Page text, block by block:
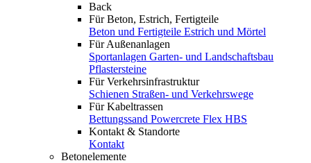
Back
Für Beton, Estrich, Fertigteile
Beton und Fertigteile Estrich und Mörtel
Für Außenanlagen
Sportanlagen Garten- und Landschaftsbau
Pflastersteine
Für Verkehrsinfrastruktur
Schienen Straßen- und Verkehrswege
Für Kabeltrassen
Bettungssand Powercrete Flex HBS
Kontakt & Standorte
Kontakt
Betonelemente